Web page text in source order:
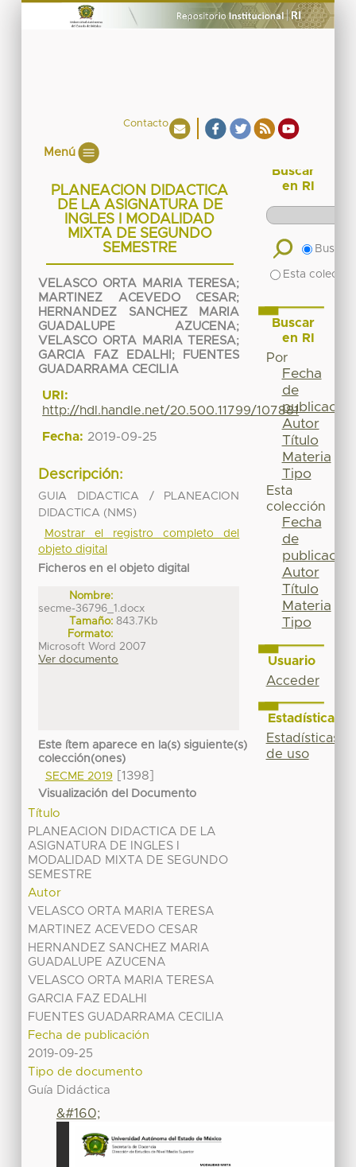
Contacto
Menú
PLANEACION DIDACTICA
DE LA ASIGNATURA DE
INGLES I MODALIDAD
MIXTA DE SEGUNDO
SEMESTRE
VELASCO ORTA MARIA TERESA;
MARTINEZ ACEVEDO CESAR;
HERNANDEZ SANCHEZ MARIA
GUADALUPE AZUCENA;
VELASCO ORTA MARIA TERESA;
GARCIA FAZ EDALHI ;
FUENTES
GUADARRAMA CECILIA
URI:
http://hdl.handle.net/20.500.11799/107881
Fecha: 2019-09-25
Descripción:
GUIA DIDACTICA / PLANEACION
DIDACTICA (NMS)
Mostrar el registro completo del
objeto digital
Ficheros en el objeto digital
Nombre:
secme-36796_1.docx
Tamaño: 843.7Kb
Formato:
Microsoft Word 2007
Ver documento
Este ítem aparece en la(s) siguiente(s)
colección(ones)
SECME 2019
[1398]
Visualización del Documento
Título
PLANEACION DIDACTICA DE LA
ASIGNATURA DE INGLES I
MODALIDAD MIXTA DE SEGUNDO
SEMESTRE
Autor
VELASCO ORTA MARIA TERESA
MARTINEZ ACEVEDO CESAR
HERNANDEZ SANCHEZ MARIA
GUADALUPE AZUCENA
VELASCO ORTA MARIA TERESA
GARCIA FAZ EDALHI
FUENTES GUADARRAMA CECILIA
Fecha de publicación
2019-09-25
Tipo de documento
Guía Didáctica
&#160;
Buscar
en RI
Buscar
Esta
Buscar
en RI
Por
Fecha
de
publicación
Autor
Título
Materia
Tipo
Esta
colección
Fecha
de
publicación
Autor
Título
Materia
Tipo
Usuario
Acceder
Estadísticas
Estadísticas
de uso